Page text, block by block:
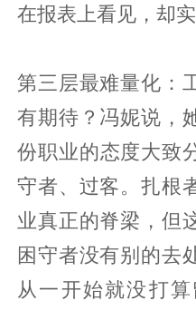
在报表上看见，却
第三层最难量化：
有期待？冯妮说，
份职业的态度大
守者、过客。扎根
业真正的脊梁，但
困守者没有别的去
从一开始就没打